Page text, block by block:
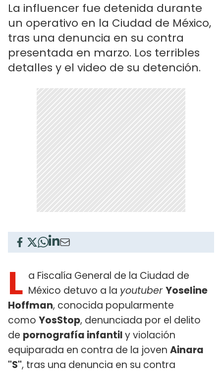
La influencer fue detenida durante
un operativo en la Ciudad de México,
tras una denuncia en su contra
presentada en marzo. Los terribles
detalles y el video de su detención.
L a Fiscalía General de la Ciudad de
México detuvo a la youtuberYoseline
Hoffman, conocida popularmente
como YosStop, denunciada por el delito
de pornografía infantily violación
equiparada en contra de la joven Ainara
"S", tras una denuncia en su contra